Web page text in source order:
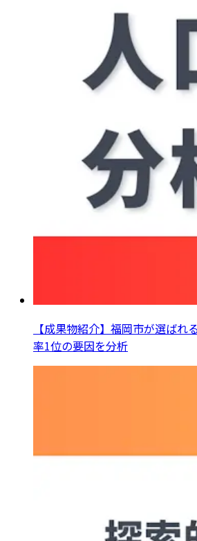
【成果物紹介】福岡市が選ばれ
率1位の要因を分析